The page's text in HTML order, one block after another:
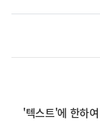
'텍스트'에 한하